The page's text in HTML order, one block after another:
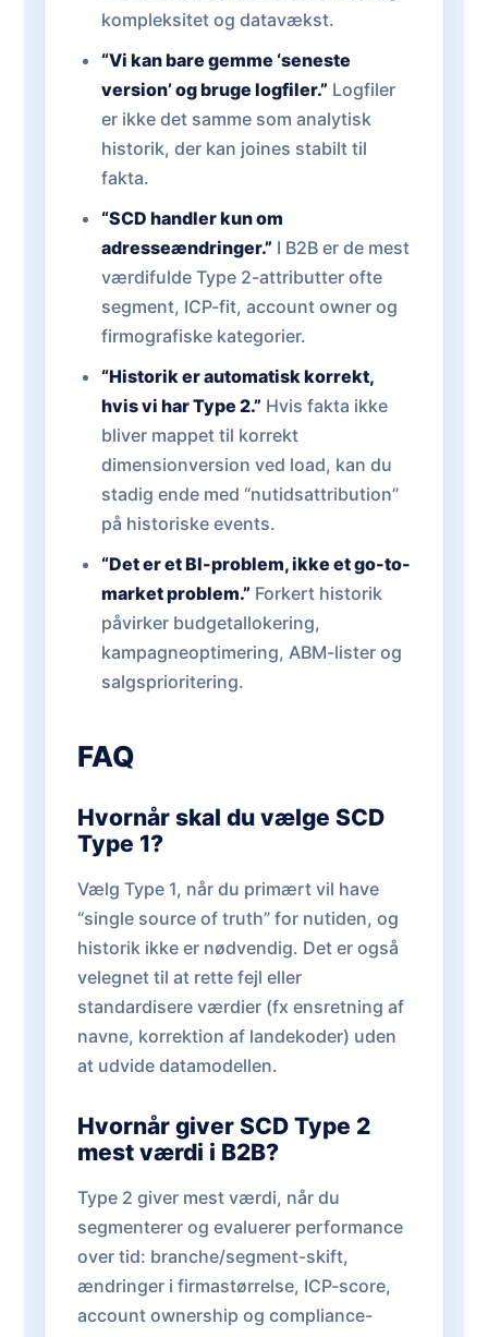
kompleksitet og datavækst.
“Vi kan bare gemme ‘seneste
version’ og bruge logfiler.” Logfiler
er ikke det samme som analytisk
historik, der kan joines stabilt til
fakta.
“SCD handler kun om
adresseændringer.” I B2B er de mest
værdifulde Type 2-attributter ofte
segment, ICP-fit, account owner og
firmografiske kategorier.
“Historik er automatisk korrekt,
hvis vi har Type 2.” Hvis fakta ikke
bliver mappet til korrekt
dimensionversion ved load, kan du
stadig ende med “nutidsattribution”
på historiske events.
“Det er et BI-problem, ikke et go-to-
market problem.” Forkert historik
påvirker budgetallokering,
kampagneoptimering, ABM-lister og
salgsprioritering.
FAQ
Hvornår skal du vælge SCD
Type 1?
Vælg Type 1, når du primært vil have
“single source of truth” for nutiden, og
historik ikke er nødvendig. Det er også
velegnet til at rette fejl eller
standardisere værdier (fx ensretning af
navne, korrektion af landekoder) uden
at udvide datamodellen.
Hvornår giver SCD Type 2
mest værdi i B2B?
Type 2 giver mest værdi, når du
segmenterer og evaluerer performance
over tid: branche/segment-skift,
ændringer i firmastørrelse, ICP-score,
account ownership og compliance-